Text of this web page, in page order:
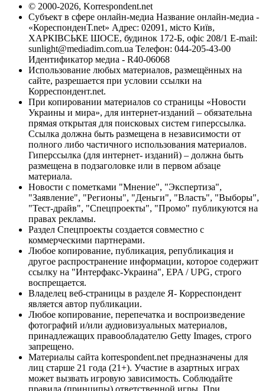
© 2000-2026, Korrespondent.net
Субъект в сфере онлайн-медиа Название онлайн-медиа -
«КореспонденТ.net» Адрес: 02091, місто Київ,
ХАРКІВСЬКЕ ШОСЕ, будинок 172-Б, офіс 208/1 E-mail:
sunlight@mediadim.com.ua Телефон: 044-205-43-00
Идентификатор медиа - R40-06068
Использование любых материалов, размещённых на
сайте, разрешается при условии ссылки на
Корреспондент.net.
При копировании материалов со страницы «Новости
Украины и мира», для интернет-изданий – обязательна
прямая открытая для поисковых систем гиперссылка.
Ссылка должна быть размещена в независимости от
полного либо частичного использования материалов.
Гиперссылка (для интернет- изданий) – должна быть
размещена в подзаголовке или в первом абзаце
материала.
Новости с пометками "Мнение", "Экспертиза",
"Заявление", "Регионы", "Деньги", "Власть", "Выборы",
"Тест-драйв", "Спецпроекты", "Промо" публикуются на
правах рекламы.
Раздел Спецпроекты создается совместно с
коммерческими партнерами.
Любое копирование, публикация, републикация и
другое распространение информации, которое содержит
ссылку на "Интерфакс-Украина", EPA / UPG, строго
воспрещается.
Владелец веб-страницы в разделе Я- Корреспондент
является автор публикации.
Любое копирование, перепечатка и воспроизведение
фотографий и/или аудиовизуальных материалов,
принадлежащих правообладателю Getty Images, строго
запрещено.
Материалы сайта korrespondent.net предназначены для
лиц старше 21 года (21+). Участие в азартных играх
может вызвать игровую зависимость. Соблюдайте
правила (принципы) ответственной игры. При